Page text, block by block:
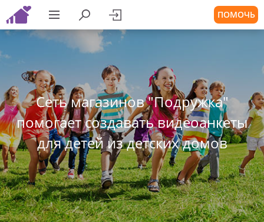
ПОМОЧЬ
Сеть магазинов "Подружка"
помогает создавать видеоанкеты
для детей из детских домов